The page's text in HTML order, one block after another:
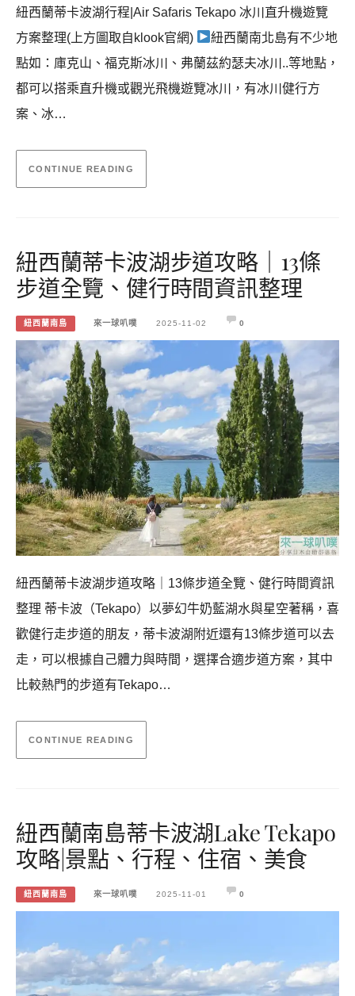
紐西蘭蒂卡波湖行程|Air Safaris Tekapo 冰川直升機遊覽
方案整理(上方圖取自klook官網)
紐西蘭南北島有不少地
點如：庫克山、福克斯冰川、弗蘭茲約瑟夫冰川..等地點，
都可以搭乘直升機或觀光飛機遊覽冰川，有冰川健行方
案、冰…
CONTINUE READING
紐西蘭蒂卡波湖步道攻略｜13條
步道全覽、健行時間資訊整理
紐西蘭南島 來一球叭噗 2025-11-02 0
紐西蘭蒂卡波湖步道攻略｜13條步道全覽、健行時間資訊
整理 蒂卡波（Tekapo）以夢幻牛奶藍湖水與星空著稱，喜
歡健行走步道的朋友，蒂卡波湖附近還有13條步道可以去
走，可以根據自己體力與時間，選擇合適步道方案，其中
比較熱門的步道有Tekapo…
CONTINUE READING
紐西蘭南島蒂卡波湖Lake Tekapo
攻略|景點、行程、住宿、美食
紐西蘭南島 來一球叭噗 2025-11-01 0